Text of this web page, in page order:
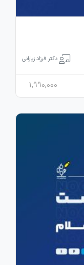
دکتر فرزاد زیارانی
1,990,000